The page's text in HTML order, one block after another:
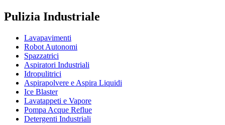
Pulizia Industriale
Lavapavimenti
Robot Autonomi
Spazzatrici
Aspiratori Industriali
Idropulitrici
Aspirapolvere e Aspira Liquidi
Ice Blaster
Lavatappeti e Vapore
Pompa Acque Reflue
Detergenti Industriali